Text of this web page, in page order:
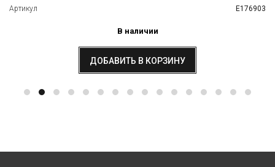
Артикул
E176903
В наличии
ДОБАВИТЬ В КОРЗИНУ